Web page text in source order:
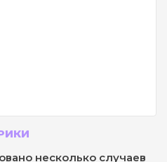
несколько случаев